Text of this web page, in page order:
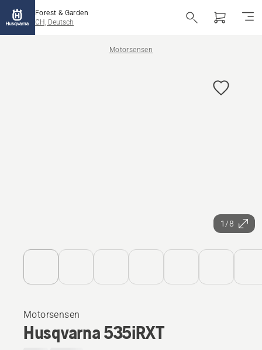
Forest & Garden
CH, Deutsch
Motorsensen
1/8
Motorsensen
Husqvarna 535iRXT